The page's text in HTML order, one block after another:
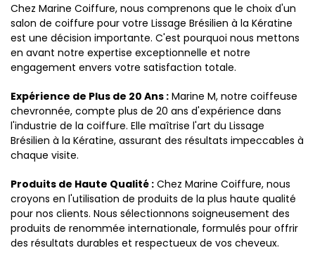
Chez Marine Coiffure, nous comprenons que le choix d'un
salon de coiffure pour votre Lissage Brésilien à la Kératine
est une décision importante. C'est pourquoi nous mettons
en avant notre expertise exceptionnelle et notre
engagement envers votre satisfaction totale.
Expérience de Plus de 20 Ans : Marine M, notre coiffeuse
chevronnée, compte plus de 20 ans d'expérience dans
l'industrie de la coiffure. Elle maîtrise l'art du Lissage
Brésilien à la Kératine, assurant des résultats impeccables à
chaque visite.
Produits de Haute Qualité : Chez Marine Coiffure, nous
croyons en l'utilisation de produits de la plus haute qualité
pour nos clients. Nous sélectionnons soigneusement des
produits de renommée internationale, formulés pour offrir
des résultats durables et respectueux de vos cheveux.